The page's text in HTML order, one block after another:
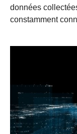
données
constamment